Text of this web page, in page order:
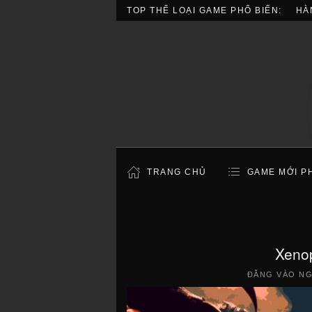
TOP THỂ LOẠI GAME PHỔ BIẾN:
TRANG CHỦ GAME MỚI
ĐĂNG VÀO